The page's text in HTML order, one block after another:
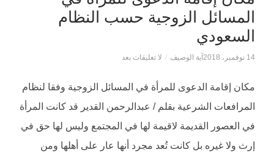
المسائل الزوجية حسب النظام
السعودي
14 نوفمبر، 2018 آية الوصيف / لا تعليقات بعد
مكان إقامة الدعوى للمرأة في المسائل الزوجية وفقا لنظام
المرافعات الشرعية بقلم / عبدالرحمن القدير قد كانت المرأة
في العصور القديمة لاقيمة لها في المجتمع وليس لها حق في
إرث ولا غيره بل كانت تُعد مجرد أنها عار على أهلها ومن